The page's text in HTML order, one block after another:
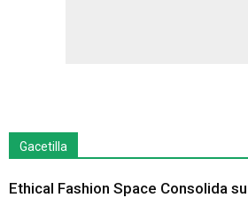
Gacetilla
Ethical Fashion Space Consolida